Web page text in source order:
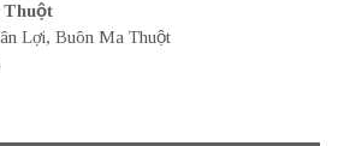
Thuột
Lợi, Buôn Ma Thuột